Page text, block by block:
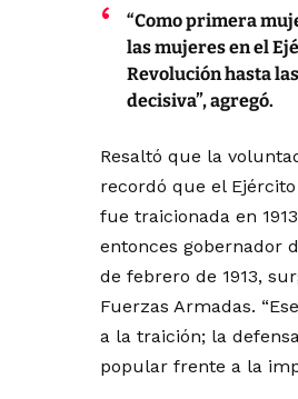
“Como primera
las mujeres en el
Revolución hasta
decisiva”, agregó.
Resaltó que la
recordó que el
fue traicionada en
entonces gobernador
de febrero de 1913,
Fuerzas Armadas.
a la traición; la
popular frente a la